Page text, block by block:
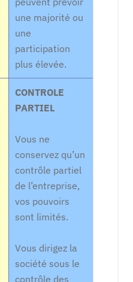
une majorité ou
une
participation
plus élevée.
CONTROLE
PARTIEL
Vous ne
conservez qu’un
contrôle partiel
de l’entreprise,
vos pouvoirs
sont limités.
Vous dirigez la
société sous le
contrôle des